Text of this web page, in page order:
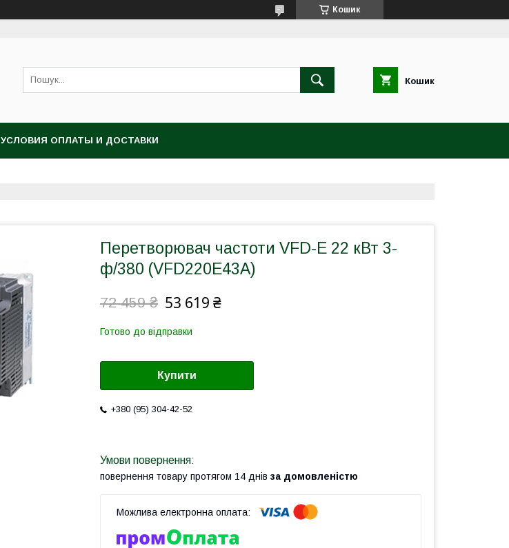
Кошик
Кошик
УСЛОВИЯ ОПЛАТЫ И ДОСТАВКИ
Перетворювач частоти VFD-E 22 кВт 3-
ф/380 (VFD220E43А)
72 459 ₴ 53 619 ₴
Готово до відправки
Купити
+380 (95) 304-42-52
повернення товару протягом 14 днів за домовленістю